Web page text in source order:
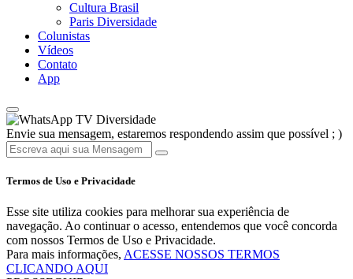
Cultura Brasil
Paris Diversidade
Colunistas
Vídeos
Contato
App
TV Diversidade
Envie sua mensagem, estaremos respondendo assim que possível ; )
Termos de Uso e Privacidade
Esse site utiliza cookies para melhorar sua experiência de
navegação. Ao continuar o acesso, entendemos que você concorda
com nossos Termos de Uso e Privacidade.
Para mais informações, ACESSE NOSSOS TERMOS
CLICANDO AQUI